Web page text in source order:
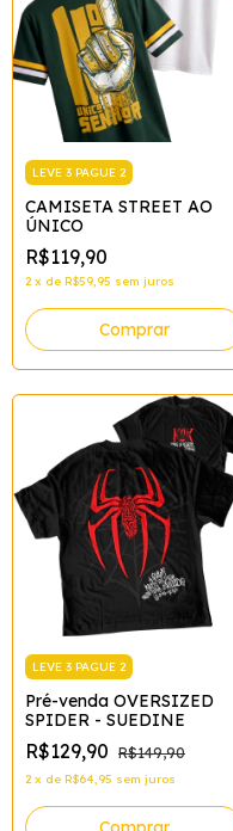
LEVE 3 PAGUE 2
CAMISETA STREET AO
ÚNICO
R$119,90
2 x de R$59,95 sem juros
Comprar
LEVE 3 PAGUE 2
Pré-venda OVERSIZED
SPIDER - SUEDINE
R$129,90 R$149,90
2 x de R$64,95 sem juros